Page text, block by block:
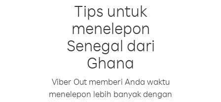
Tips untuk
menelepon
Senegal dari
Ghana
Viber Out memberi Anda waktu
menelepon lebih banyak dengan